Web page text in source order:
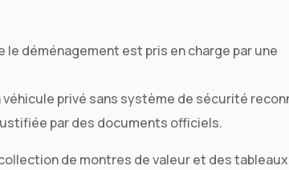
le déménagement est pris en charge par une
véhicule privé sans système de sécurité
par des documents officiels.
de montres de valeur et des tableaux